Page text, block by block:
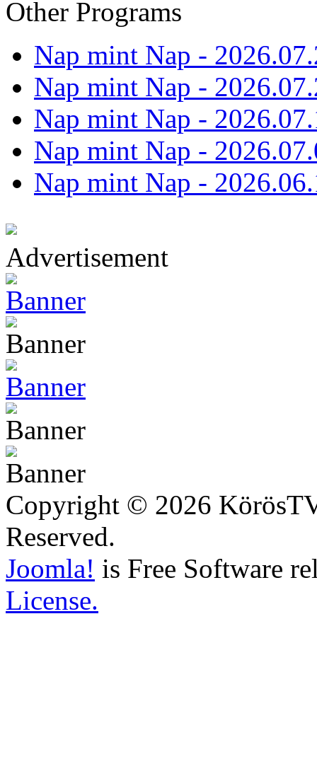
Other Programs
Nap mint Nap -
Nap mint Nap -
Nap mint Nap -
Nap mint Nap -
Nap mint Nap -
Advertisement
Copyright © 2026
Reserved.
Joomla! is Free Software
License.